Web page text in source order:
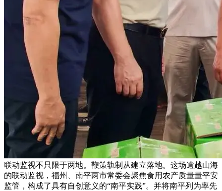
联动监视不只限于两地。鞭策轨制从建立落地。这场逾越山海
的联动监视，福州、南平两市常委会聚焦食用农产质量量平安
监管，构成了具有自创意义的“南平实践”。并将南平列为率先